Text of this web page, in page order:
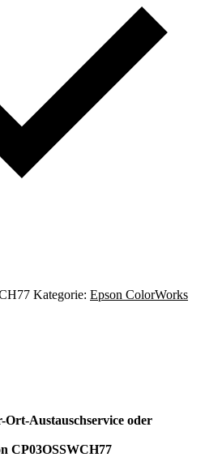
Kategorie: Epson ColorWorks
Austauschservice oder
CP03OSSWCH77